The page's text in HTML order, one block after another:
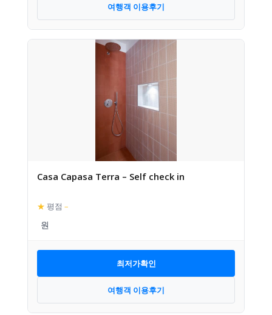
여행객 이용후기
Casa Capasa Terra – Self check in
★ 평점 –
최저가확인
여행객 이용후기